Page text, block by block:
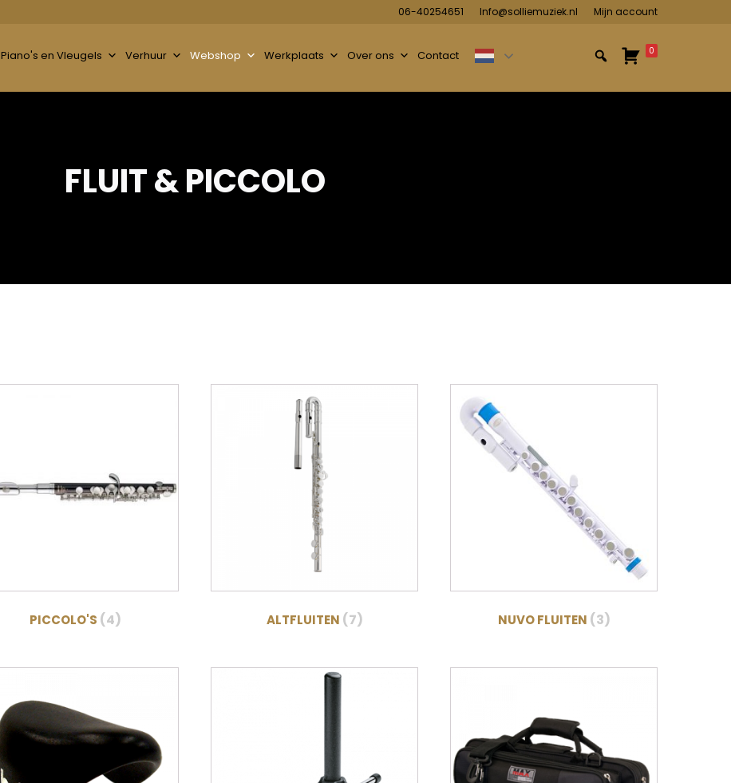
06-40254651 Info@solliemuziek.nl Mijn account
Piano's en Vleugels Verhuur Webshop Werkplaats Over ons Contact 0
FLUIT & PICCOLO
PICCOLO'S (4) ALTFLUITEN (7) NUVO FLUITEN (3)